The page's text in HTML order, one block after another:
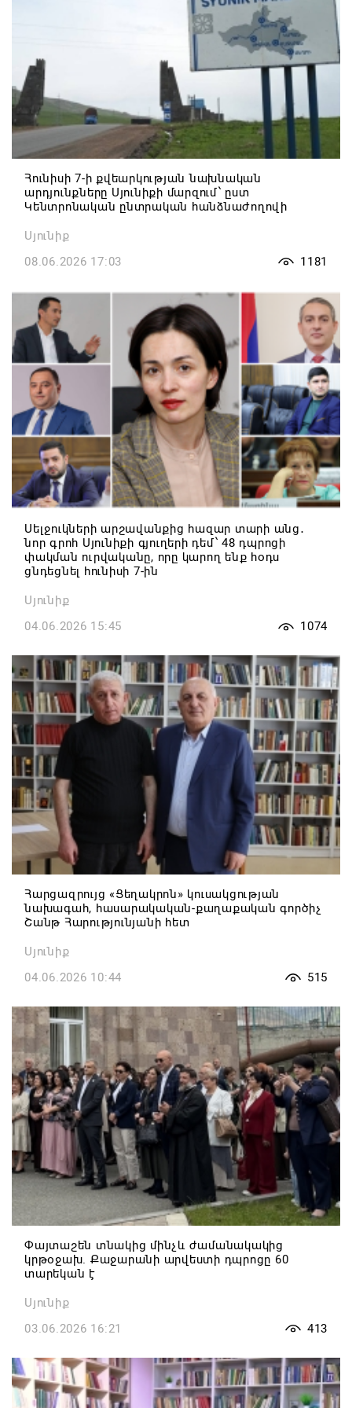
Հունիսի 7-ի քվեարկության նախնական
արդյունքները Սյունիքի մարզում՝ ըստ
Կենտրոնական ընտրական հանձնաժողովի
Սյունիք
08.06.2026 17:03
1181
Սելջուկների արշավանքից հազար տարի անց․
նոր գրոհ Սյունիքի գյուղերի դեմ՝ 48 դպրոցի
փակման ուրվականը, որը կարող ենք հօդս
ցնդեցնել հունիսի 7-ին
Սյունիք
04.06.2026 15:45
1074
Հարցազրույց «Ցեղակրոն» կուսակցության
նախագահ, հասարակական-քաղաքական գործիչ
Շանթ Հարությունյանի հետ
Սյունիք
04.06.2026 10:44
515
Փայտաշեն տնակից մինչև ժամանակակից
կրթօջախ. Քաջարանի արվեստի դպրոցը 60
տարեկան է
Սյունիք
03.06.2026 16:21
413